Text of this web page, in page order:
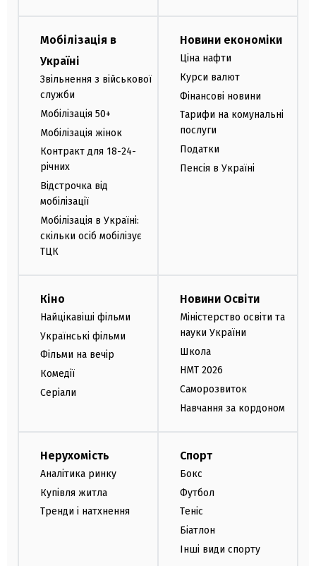
Мобілізація в
Україні
Звільнення з військової
служби
Мобілізація 50+
Мобілізація жінок
Контракт для 18-24-
річних
Відстрочка від
мобілізації
Мобілізація в Україні:
скільки осіб мобілізує
ТЦК
Новини економіки
Ціна нафти
Курси валют
Фінансові новини
Тарифи на комунальні
послуги
Податки
Пенсія в Україні
Кіно
Найцікавіші фільми
Українські фільми
Фільми на вечір
Комедії
Серіали
Новини Освіти
Міністерство освіти та
науки України
Школа
НМТ 2026
Саморозвиток
Навчання за кордоном
Нерухомість
Аналітика ринку
Купівля житла
Тренди і натхнення
Спорт
Бокс
Футбол
Теніс
Біатлон
Інші види спорту